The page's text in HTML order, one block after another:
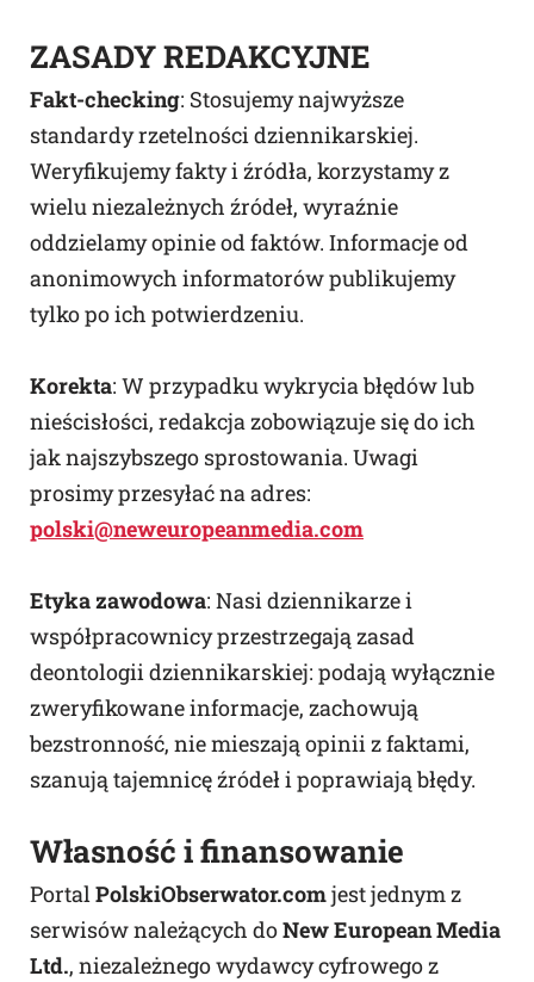
ZASADY REDAKCYJNE
Fakt-checking: Stosujemy najwyższe
standardy rzetelności dziennikarskiej.
Weryfikujemy fakty i źródła, korzystamy z
wielu niezależnych źródeł, wyraźnie
oddzielamy opinie od faktów. Informacje od
anonimowych informatorów publikujemy
tylko po ich potwierdzeniu.
Korekta: W przypadku wykrycia błędów lub
nieścisłości, redakcja zobowiązuje się do ich
jak najszybszego sprostowania. Uwagi
prosimy przesyłać na adres:
polski@neweuropeanmedia.com
Etyka zawodowa: Nasi dziennikarze i
współpracownicy przestrzegają zasad
deontologii dziennikarskiej: podają wyłącznie
zweryfikowane informacje, zachowują
bezstronność, nie mieszają opinii z faktami,
szanują tajemnicę źródeł i poprawiają błędy.
Własność i finansowanie
PortalPolskiObserwator.comjest jednym z
serwisów należących doNew European Media
Ltd., niezależnego wydawcy cyfrowego z